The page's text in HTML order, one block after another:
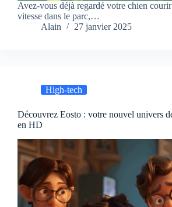
Avez-vous déjà regardé votre chien
vitesse dans le parc,…
Alain
27 janvier 2025
High-tech
Découvrez Eosto : votre nouvel univers
en HD